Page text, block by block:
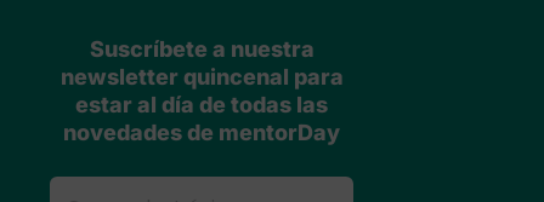
Suscríbete a nuestra
newsletter quincenal para
estar al día de todas las
novedades de mentorDay